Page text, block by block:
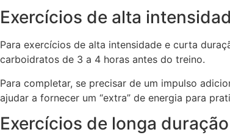
Exercícios de alta
Para exercícios de alta intensidade e curta
carboidratos de 3 a 4 horas antes do treino.
Para completar, se precisar de um impulso
ajudar a fornecer um “extra” de energia para
Exercícios de longa duração